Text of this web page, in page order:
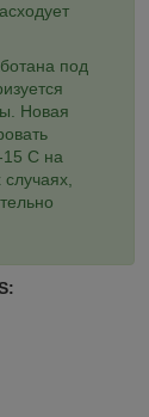
под
Новая
15 C на